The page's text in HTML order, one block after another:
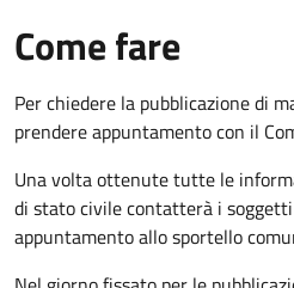
Come fare
Per chiedere la pubblicazione di
prendere appuntamento con il
Una volta ottenute tutte le
di stato civile contatterà i
appuntamento allo sportello